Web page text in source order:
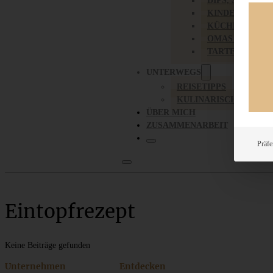
UNTERWEGS
REISETIPPS
KULINARISCH
ÜBER MICH
ZUSAMMENARBEIT
Eintopfrezept
Keine Beiträge gefunden
Unternehmen Entdecken